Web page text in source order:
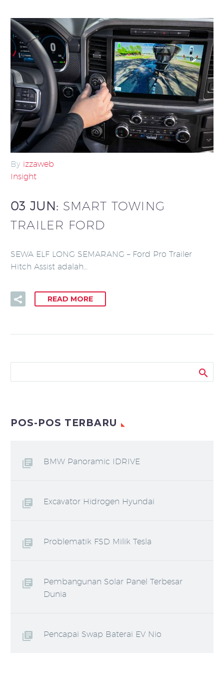
By izzaweb
Insight
03 JUN: SMART TOWING
TRAILER FORD
SEWA ELF LONG SEMARANG – Ford Pro Trailer
Hitch Assist adalah…
READ MORE
POS-POS TERBARU
BMW Panoramic IDRIVE
Excavator Hidrogen Hyundai
Problematik FSD Milik Tesla
Pembangunan Solar Panel Terbesar
Dunia
Pencapai Swap Baterai EV Nio